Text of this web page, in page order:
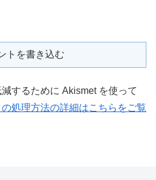
トを書き込む
するために Akismet を使って
処理方法の詳細はこちらをご覧